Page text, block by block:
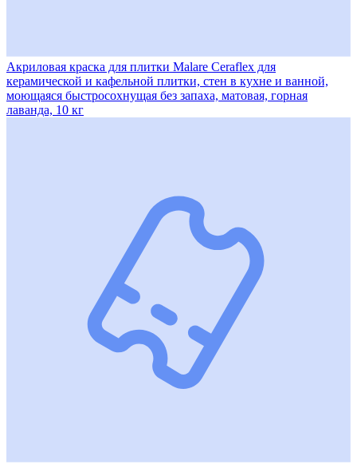
Акриловая краска для плитки Malare Ceraflex для
керамической и кафельной плитки, стен в кухне и ванной,
моющаяся быстросохнущая без запаха, матовая, горная
лаванда, 10 кг